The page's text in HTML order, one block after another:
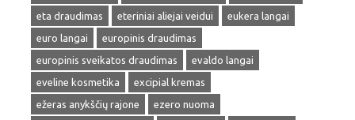
eta draudimas
eteriniai aliejai veidui
eukera langai
euro langai
europinis draudimas
europinis sveikatos draudimas
evaldo langai
eveline kosmetika
excipial kremas
ežeras anykščių rajone
ezero nuoma